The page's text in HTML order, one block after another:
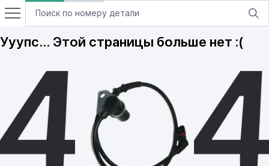
Ууупс… Этой страницы больше нет :(